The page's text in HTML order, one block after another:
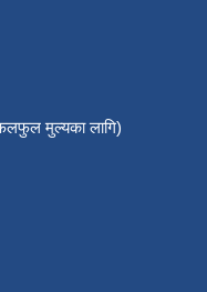
मुल्यका लागि)